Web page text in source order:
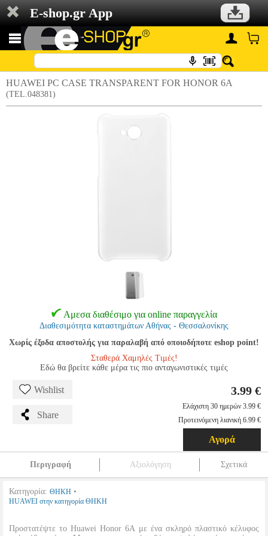
E-shop.gr App
HUAWEI PC CASE TRANSPARENT FOR HONOR 6A
(TEL.048381)
Αμεσα διαθέσιμο για online παραγγελία
Διαθεσιμότητα καταστημάτων Αθήνας - Θεσσαλονίκης
Χωρίς έξοδα αποστολής για παραλαβή από οποιοδήποτε eshop point!
Σταθερά Χαμηλές Τιμές!
Εδώ θα βρείτε κάθε μέρα τις πιο ανταγωνιστικές τιμές
Wishlist
Share
3.99 €
Ελάχιστη 30 ημερών 3.99 €
Προτεινόμενη λιανική 6.99 €
Αγορά
Περιγραφή Αξιολόγηση Σχετικά
Κατηγορία: ΘΗΚΗ •
HUAWEI στην κατηγορία ΘΗΚΗ
Προστατέψτε το Huawei Honor 6A με ένα σκληρό πλαστικό κέλυφος